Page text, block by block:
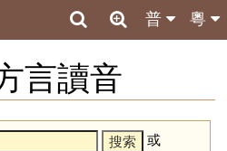
粵
普
言讀音
或